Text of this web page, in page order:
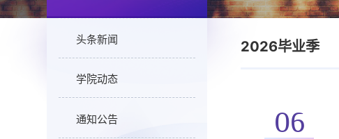
头条新闻
学院动态
通知公告
2026毕业季
06